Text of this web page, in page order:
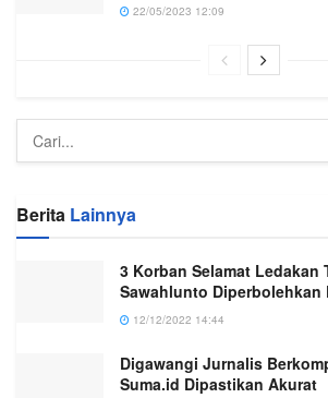
22/05/2023 12:09
Berita Lainnya
3 Korban Selamat Ledakan
Sawahlunto Diperbolehkan
12/12/2022 14:44
Digawangi Jurnalis
Suma.id Dipastikan Akurat